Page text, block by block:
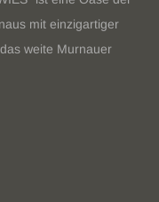
mit einzigartiger
weite Murnauer